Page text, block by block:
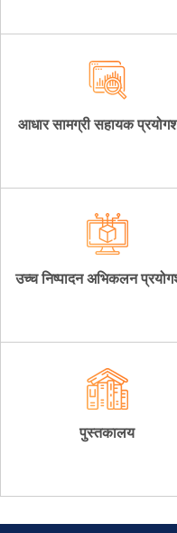
आधार सामग्री सहायक
उच्च निष्पादन अभिकलन
पुस्तकालय